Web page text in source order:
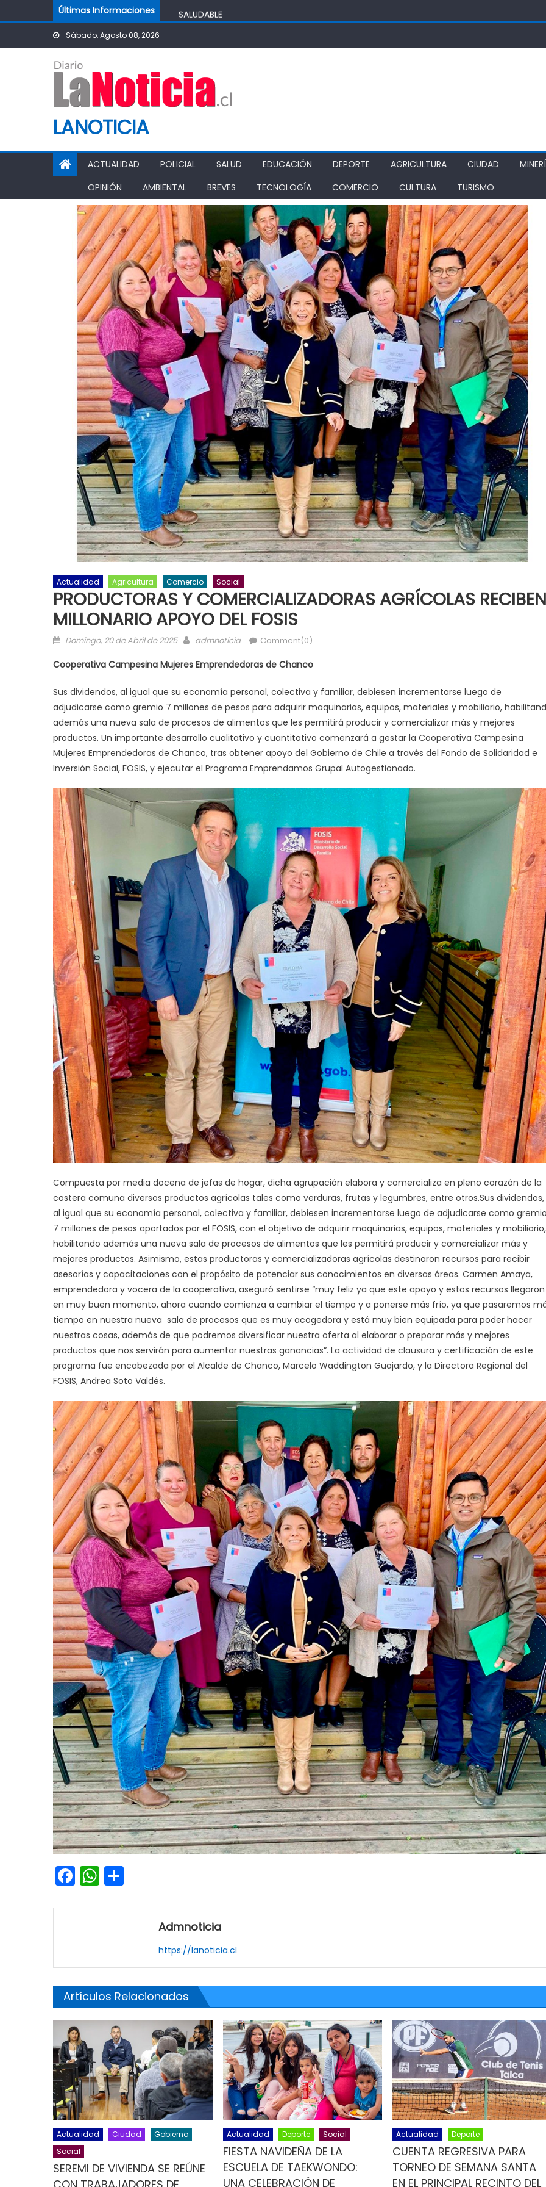
Skip to contentÚltimas Informaciones
IMPULSA AGUA DE AGROSUPER PERMITIRÁ LA CONSTRUCCIÓN DE POZO DEL SSR
POTABLE DE LA COMUNIDAD
PASO PEHUENCHE AVANZA COMO ALTERNATIVA ESTRATÉGICA A LOS LIBERTADORES
SIGUEN LOS CIERRES DE PROSTÍBULOS CLANDESTINOS EN RANCAGUA: NUEVO
PROHIBICIÓN DE FUNCIONAMIENTO
Sábado, Agosto 08, 2026
LANOTICIA
ACTUALIDAD POLICIAL SALUD EDUCACIÓN DEPORTE AGRICULTURA CIUDAD
OPINIÓN
AMBIENTAL BREVES TECNOLOGÍA COMERCIO CULTURA TURISMO
Actualidad Agricultura Comercio Social
PRODUCTORAS Y COMERCIALIZADORAS AGRÍCOLAS RECIBEN
MILLONARIO APOYO DEL FOSIS
Posted on
Domingo, 20 de Abril de 2025 Author
admnoticia Comment(0)
Cooperativa Campesina Mujeres Emprendedoras de Chanco
Sus dividendos, al igual que su economía personal, colectiva y familiar, debiesen incrementarse luego de
adjudicarse como gremio 7 millones de pesos para adquirir maquinarias, equipos, materiales y mobiliario,
además una nueva sala de procesos de alimentos que les permitirá producir y comercializar más y mejores
productos. Un importante desarrollo cualitativo y cuantitativo comenzará a gestar la Cooperativa Campesina
Mujeres Emprendedoras de Chanco, tras obtener apoyo del Gobierno de Chile a través del Fondo de Solidaridad e
Inversión Social, FOSIS, y ejecutar el Programa Emprendamos Grupal Autogestionado.
Compuesta por media docena de jefas de hogar, dicha agrupación elabora y comercializa en pleno corazón de la
costera comuna diversos productos agrícolas tales como verduras, frutas y legumbres, entre otros.Sus dividendos,
al igual que su economía personal, colectiva y familiar, debiesen incrementarse luego de adjudicarse como
7 millones de pesos aportados por el FOSIS, con el objetivo de adquirir maquinarias, equipos, materiales y mobiliario,
habilitando además una nueva sala de procesos de alimentos que les permitirá producir y comercializar más y
mejores productos. Asimismo, estas productoras y comercializadoras agrícolas destinaron recursos para recibir
asesorías y capacitaciones con el propósito de potenciar sus conocimientos en diversas áreas. Carmen Amaya,
emprendedora y vocera de la cooperativa, aseguró sentirse “muy feliz ya que este apoyo y estos recursos llegaron
en muy buen momento, ahora cuando comienza a cambiar el tiempo y a ponerse más frío, ya que pasaremos
tiempo en nuestra nueva sala de procesos que es muy acogedora y está muy bien equipada para poder hacer
nuestras cosas, además de que podremos diversificar nuestra oferta al elaborar o preparar más y mejores
productos que nos servirán para aumentar nuestras ganancias”. La actividad de clausura y certificación de este
programa fue encabezada por el Alcalde de Chanco, Marcelo Waddington Guajardo, y la Directora Regional del
FOSIS, Andrea Soto Valdés.
Facebook
WhatsApp
Admnoticia
https://lanoticia.cl
Artículos Relacionados
Actualidad Ciudad
Gobierno
Social
SEREMI DE VIVIENDA SE REÚNE
Actualidad Deporte Social
FIESTA NAVIDEÑA DE LA
ESCUELA DE TAEKWONDO:
UNA CELEBRACIÓN DE
Actualidad Deporte
CUENTA REGRESIVA PARA
TORNEO DE SEMANA SANTA
EN EL PRINCIPAL RECINTO DEL